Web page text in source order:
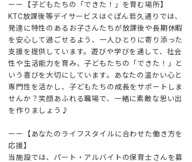
ーー【子どもたちの「できた！」を育む場所】
KTC放課後等デイサービスはぐぽん若久通りでは、
発達に特性のあるお子さんたちが放課後や長期休暇
を安心して過ごせるよう、一人ひとりに寄り添った
支援を提供しています。遊びや学びを通して、社会
性や生活能力を育み、子どもたちの「できた！」と
いう喜びを大切にしています。あなたの温かい心と
専門性を活かし、子どもたちの成長をサポートしま
せんか？笑顔あふれる職場で、一緒に素敵な思い出
を作りましょう♪
ーー【あなたのライフスタイルに合わせた働き方を
応援】
当施設では、パート・アルバイトの保育士さんを募